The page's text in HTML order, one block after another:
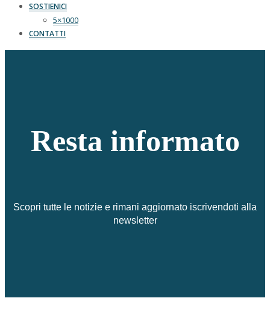
SOSTIENICI
5×1000
CONTATTI
Resta informato
Scopri tutte le notizie e rimani aggiornato iscrivendoti alla
newsletter